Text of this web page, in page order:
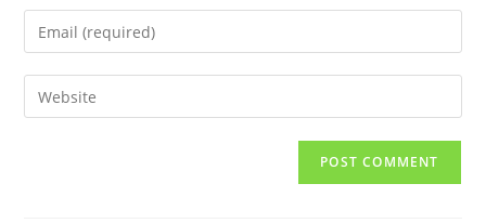
name
comment
Enter
your
email
address
Enter
your